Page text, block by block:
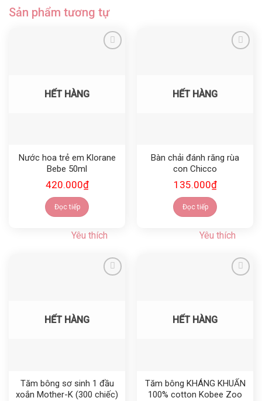
Sản phẩm tương tự
HẾT HÀNG
Nước hoa trẻ em Klorane
Bebe 50ml
420.000₫
Đọc tiếp
Yêu thích
HẾT HÀNG
Bàn chải đánh răng rùa
con Chicco
135.000₫
Đọc tiếp
Yêu thích
HẾT HÀNG
Tăm bông sơ sinh 1 đầu
xoắn Mother-K (300 chiếc)
HẾT HÀNG
Tăm bông KHÁNG KHUẨN
100% cotton Kobee Zoo